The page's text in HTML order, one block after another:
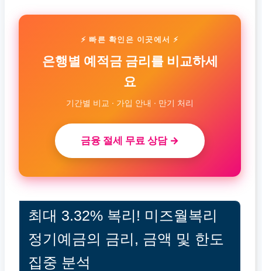
⚡ 빠른 확인은 이곳에서 ⚡
은행별 예적금 금리를 비교하세
요
기간별 비교 · 가입 안내 · 만기 처리
금융 절세 무료 상담 →
최대 3.32% 복리! 미즈월복리
정기예금의 금리, 금액 및 한도
집중 분석